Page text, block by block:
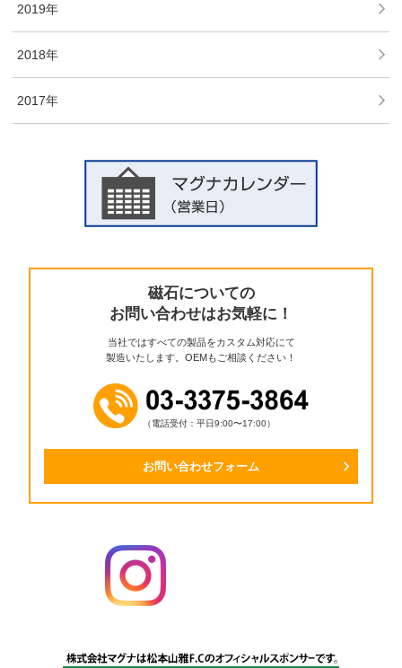
2019年
2018年
2017年
磁石についての
お問い合わせはお気軽に！
当社ではすべての製品をカスタム対応にて
製造いたします。OEMもご相談ください！
（電話受付：平日9:00〜17:00）
お問い合わせフォーム